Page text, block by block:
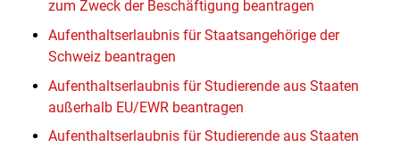
zum Zweck der Beschäftigung beantragen
Aufenthaltserlaubnis für Staatsangehörige der
Schweiz beantragen
Aufenthaltserlaubnis für Studierende aus Staaten
außerhalb EU/EWR beantragen
Aufenthaltserlaubnis für Studierende aus Staaten